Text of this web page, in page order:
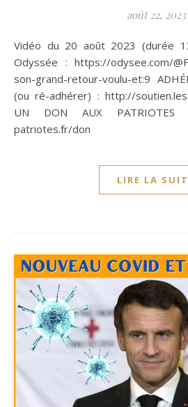
août 22, 2023
Vidéo du 20 août 2023 (durée 13 min) : Source vidéo
Odyssée : https://odysee.com/
son-grand-retour-voulu-et:9
(ou ré-adhérer) : http://
UN DON AUX PATRIOTES
patriotes.fr/don
LIRE LA